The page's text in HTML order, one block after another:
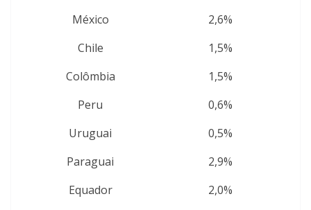
México
2,6%
Chile
1,5%
Colômbia
1,5%
Peru
0,6%
Uruguai
0,5%
Paraguai
2,9%
Equador
2,0%